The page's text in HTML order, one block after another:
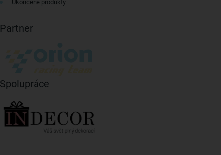
Ukončené produkty
Partner
Spolupráce